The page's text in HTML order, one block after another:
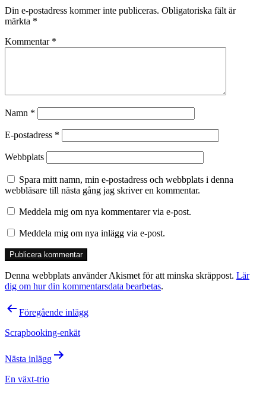
Din e-postadress kommer inte publiceras. Obligatoriska fält är
märkta *
Kommentar *
Namn *
E-postadress *
Webbplats
Spara mitt namn, min e-postadress och webbplats i denna
webbläsare till nästa gång jag skriver en kommentar.
Meddela mig om nya kommentarer via e-post.
Meddela mig om nya inlägg via e-post.
Denna webbplats använder Akismet för att minska skräppost. Lär
dig om hur din kommentarsdata bearbetas.
Inläggsnavigering
Föregående inlägg
Scrapbooking-enkät
Nästa inlägg
En växt-trio